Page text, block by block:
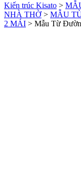
Kiến trúc Kisato >
NHÀ THỜ > MẪU
2 MÁI > Mẫu Từ